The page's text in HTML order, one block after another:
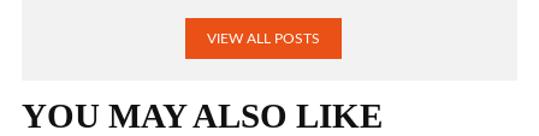
VIEW ALL POSTS
YOU MAY ALSO LIKE